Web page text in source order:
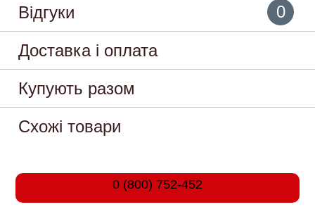
Відгуки
0
Доставка і оплата
Купують разом
Схожі товари
0 (800) 752-452